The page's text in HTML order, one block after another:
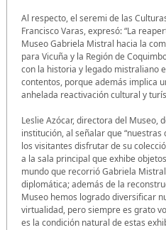
Al respecto, el seremi de las
Francisco Varas, expresó: “La
Museo Gabriela Mistral hacia la
para Vicuña y la Región de
con la historia y legado mistraliano
contentos, porque además implica
anhelada reactivación cultural y
Leslie Azócar, directora del Museo,
institución, al señalar que
los visitantes disfrutar de su
a la sala principal que exhibe
mundo que recorrió Gabriela
diplomática; además de la
Museo hemos logrado diversificar
virtualidad, pero siempre es grato
es la condición natural de estas